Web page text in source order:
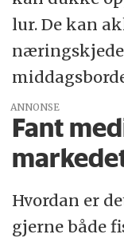
lur. De kan
ANNONSE
Fant
Hvordan er
gjerne både